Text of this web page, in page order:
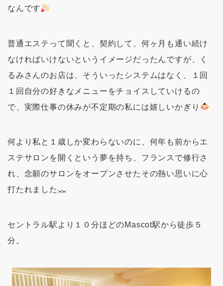
なんです
普通エステって聞くと、契約して、何ヶ月も通い続け
なければいけないというイメージだったんですが、く
るみさんのお店は、そういったシステムはなく、１回
１回自分の好きなメニューをチョイスしていけるの
で、実際仕事の休みが不定期の私には嬉しいかぎり
何より私と１歳しか変わらないのに、何年も前からエ
ステサロンを開くという夢を持ち、フランスで修行さ
れ、念願のサロンをオープンさせたその熱い思いに心
打たれました
セントラル駅より１０分ほどのMascot駅から徒歩５
分。